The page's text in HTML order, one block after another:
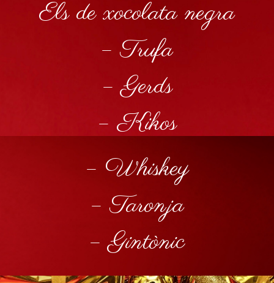
Els de xocolata negra
– Trufa
– Gerds
– Kikos
– Whiskey
– Taronja
– Gintònic